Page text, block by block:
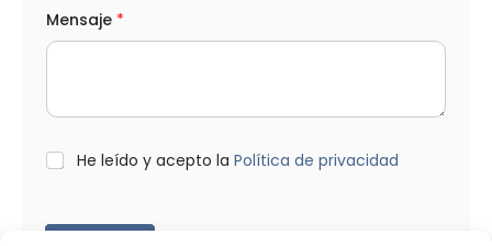
Mensaje *
L
*
He leído y acepto la Política de privacidad